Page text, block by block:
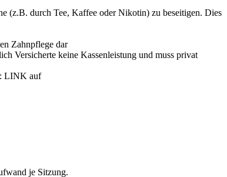
(z.B. durch Tee, Kaffee oder Nikotin) zu beseitigen. Dies
Zahnpflege dar
Versicherte keine Kassenleistung und muss privat
LINK auf
je Sitzung.